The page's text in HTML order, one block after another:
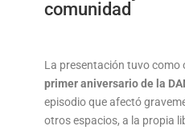
comunidad
La presentación tuvo como
primer aniversario de la
episodio que afectó
otros espacios, a la propia